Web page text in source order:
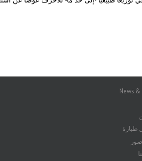
News &
طبارة